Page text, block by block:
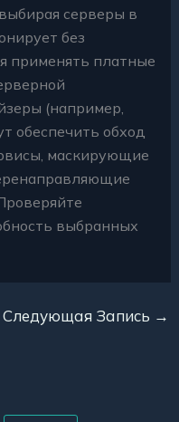
серверы в
без
применять платные
(например,
обеспечить обход
маскирующие
выбранных
Следующая Запись →